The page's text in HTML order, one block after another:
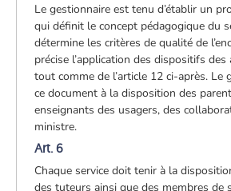
Le gestionnaire est tenu d’établir un
qui définit le concept pédagogique du
détermine les critères de qualité de
précise l’application des dispositifs
tout comme de l’article 12 ci-après. Le
ce document à la disposition des
enseignants des usagers, des
ministre.
Art. 6
Chaque service doit tenir à la
des tuteurs ainsi que des membres de